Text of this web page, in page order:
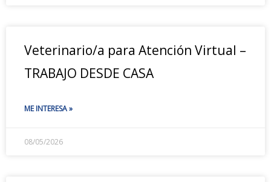
Veterinario/a para Atención Virtual –
TRABAJO DESDE CASA
ME INTERESA »
08/05/2026